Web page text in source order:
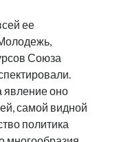
ее
Союза
явление оно
самой видной
политика